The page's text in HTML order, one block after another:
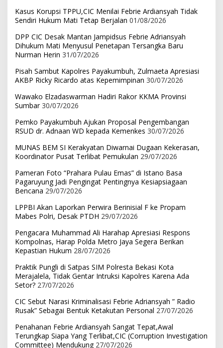
Kasus Korupsi TPPU,CIC Menilai Febrie Ardiansyah Tidak
Sendiri Hukum Mati Tetap Berjalan 01/08/2026
DPP CIC Desak Mantan Jampidsus Febrie Adriansyah
Dihukum Mati Menyusul Penetapan Tersangka Baru
Nurman Herin 31/07/2026
Pisah Sambut Kapolres Payakumbuh, Zulmaeta Apresiasi
AKBP Ricky Ricardo atas Kepemimpinan 30/07/2026
Wawako Elzadaswarman Hadiri Rakor KKMA Provinsi
Sumbar 30/07/2026
Pemko Payakumbuh Ajukan Proposal Pengembangan
RSUD dr. Adnaan WD kepada Kemenkes 30/07/2026
MUNAS BEM SI Kerakyatan Diwarnai Dugaan Kekerasan,
Koordinator Pusat Terlibat Pemukulan 29/07/2026
Pameran Foto “Prahara Pulau Emas” di Istano Basa
Pagaruyung Jadi Pengingat Pentingnya Kesiapsiagaan
Bencana 29/07/2026
LPPBI Akan Laporkan Perwira Berinisial F ke Propam
Mabes Polri, Desak PTDH 29/07/2026
Pengacara Muhammad Ali Harahap Apresiasi Respons
Kompolnas, Harap Polda Metro Jaya Segera Berikan
Kepastian Hukum 28/07/2026
Praktik Pungli di Satpas SIM Polresta Bekasi Kota
Merajalela, Tidak Gentar Intruksi Kapolres Karena Ada
Setor? 27/07/2026
CIC Sebut Narasi Kriminalisasi Febrie Adriansyah ” Radio
Rusak” Sebagai Bentuk Ketakutan Personal 27/07/2026
Penahanan Febrie Ardiansyah Sangat Tepat,Awal
Terungkap Siapa Yang Terlibat,CIC (Corruption Investigation
Committee) Mendukung 27/07/2026